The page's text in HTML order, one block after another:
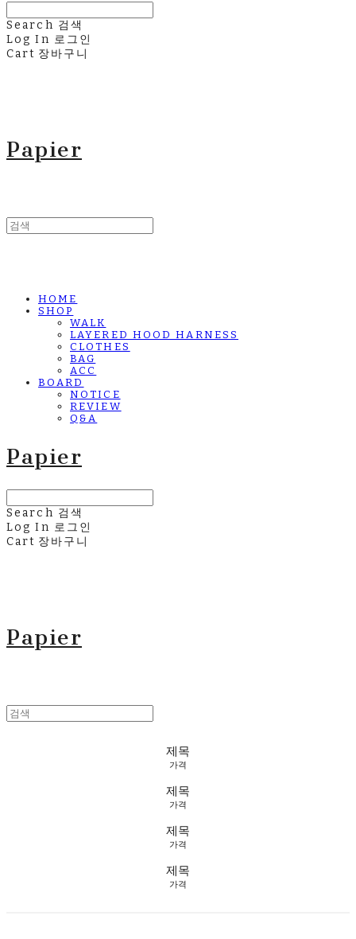
Search 검색
Log In 로그인
Cart 장바구니
Papier
HOME
SHOP
WALK
LAYERED HOOD HARNESS
CLOTHES
BAG
ACC
BOARD
NOTICE
REVIEW
Q&A
Papier
Search 검색
Log In 로그인
Cart 장바구니
Papier
제목
가격
제목
가격
제목
가격
제목
가격